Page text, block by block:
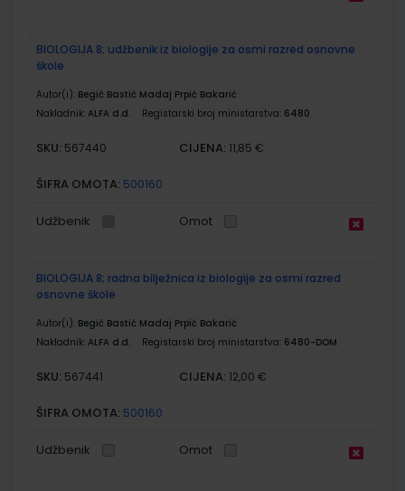
BIOLOGIJA 8; udžbenik iz biologije za osmi razred osnovne
škole
Autor(i): Begić Bastić Madaj Prpić Bakarić
Nakladnik: ALFA d.d. Registarski broj ministarstva: 6480
SKU: 567440 CIJENA: 11,85 €
ŠIFRA OMOTA: 500160
Udžbenik Omot
BIOLOGIJA 8; radna bilježnica iz biologije za osmi razred
osnovne škole
Autor(i): Begić Bastić Madaj Prpić Bakarić
Nakladnik: ALFA d.d. Registarski broj ministarstva: 6480-DOM
SKU: 567441 CIJENA: 12,00 €
ŠIFRA OMOTA: 500160
Udžbenik Omot